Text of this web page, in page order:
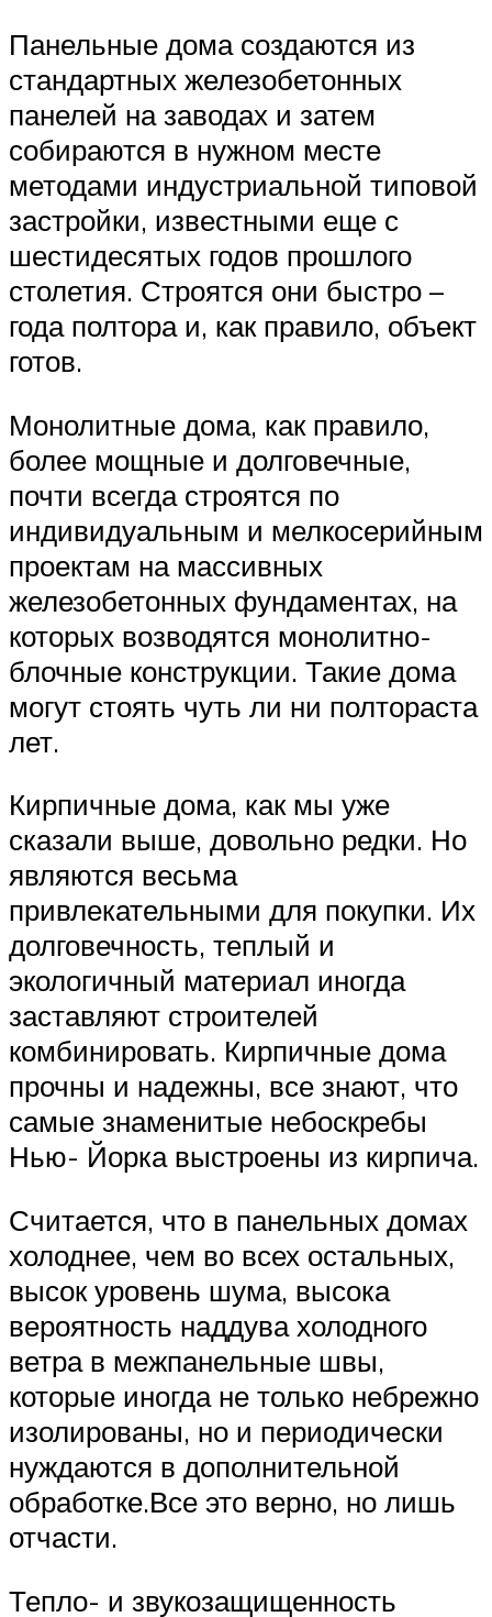
Панельные дома создаются из
стандартных железобетонных
панелей на заводах и затем
собираются в нужном месте
методами индустриальной типовой
застройки, известными еще с
шестидесятых годов прошлого
столетия. Строятся они быстро –
года полтора и, как правило, объект
готов.
Монолитные дома, как правило,
более мощные и долговечные,
почти всегда строятся по
индивидуальным и мелкосерийным
проектам на массивных
железобетонных фундаментах, на
которых возводятся монолитно-
блочные конструкции. Такие дома
могут стоять чуть ли ни полтораста
лет.
Кирпичные дома, как мы уже
сказали выше, довольно редки. Но
являются весьма
привлекательными для покупки. Их
долговечность, теплый и
экологичный материал иногда
заставляют строителей
комбинировать. Кирпичные дома
прочны и надежны, все знают, что
самые знаменитые небоскребы
Нью- Йорка выстроены из кирпича.
Считается, что в панельных домах
холоднее, чем во всех остальных,
высок уровень шума, высока
вероятность наддува холодного
ветра в межпанельные швы,
которые иногда не только небрежно
изолированы, но и периодически
нуждаются в дополнительной
обработке.Все это верно, но лишь
отчасти.
Тепло- и звукозащищенность